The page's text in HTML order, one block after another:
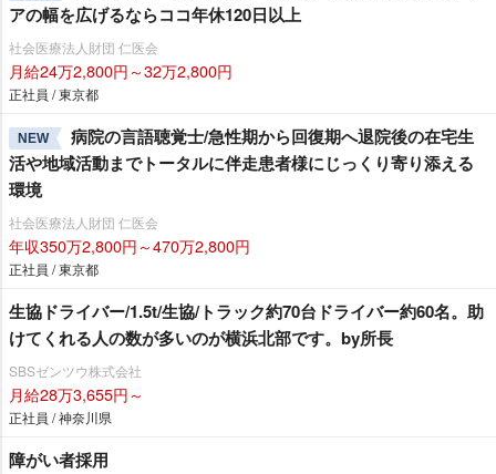
アの幅を広げるならココ年休120日以上
社会医療法人財団 仁医会
月給24万2,800円～32万2,800円
正社員 / 東京都
NEW
病院の言語聴覚士/急性期から回復期へ退院後の在宅生
活や地域活動までトータルに伴走患者様にじっくり寄り添える
環境
社会医療法人財団 仁医会
年収350万2,800円～470万2,800円
正社員 / 東京都
生協ドライバー/1.5t/生協/トラック約70台ドライバー約60名。助
けてくれる人の数が多いのが横浜北部です。by所長
SBSゼンツウ株式会社
月給28万3,655円～
正社員 / 神奈川県
障がい者採用